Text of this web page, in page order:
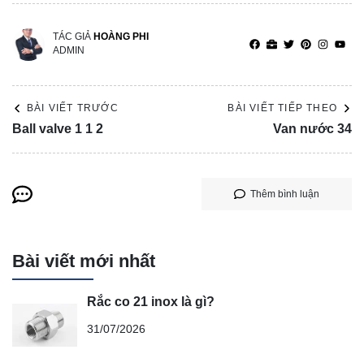
TÁC GIẢ HOÀNG PHI
ADMIN
BÀI VIẾT TRƯỚC
Ball valve 1 1 2
BÀI VIẾT TIẾP THEO
Van nước 34
Thêm bình luận
Bài viết mới nhất
Rắc co 21 inox là gì?
31/07/2026